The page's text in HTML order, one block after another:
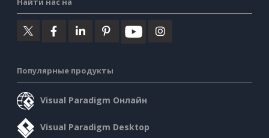
Популярные продукты
Visual Paradigm Онлайн
Visual Paradigm Desktop